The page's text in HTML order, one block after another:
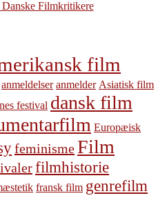
film
anmeldelser anmelder Asiatisk film
festival dansk film
Europæisk
feminismeFilm
filmhistorie
fransk film genrefilm